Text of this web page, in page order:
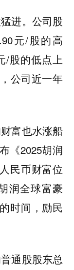
进。公司股
元/股的高
/股的低点上
公司近一年
富也水涨船
《2025胡润
民币财富位
润全球富豪
时间，励民
通股股东总